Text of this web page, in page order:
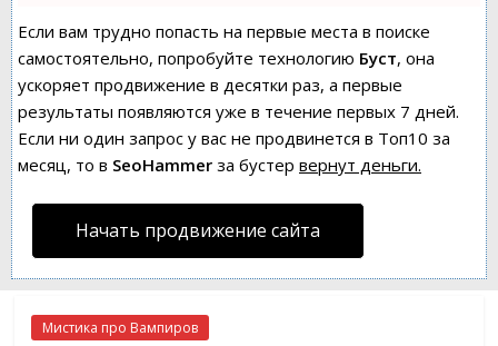
Если вам трудно попасть на первые места в поиске
самостоятельно, попробуйте технологию Буст, она
ускоряет продвижение в десятки раз, а первые
результаты появляются уже в течение первых 7 дней.
Если ни один запрос у вас не продвинется в Топ10 за
месяц, то в SeoHammer за бустер вернут деньги.
Начать продвижение сайта
Мистика про Вампиров